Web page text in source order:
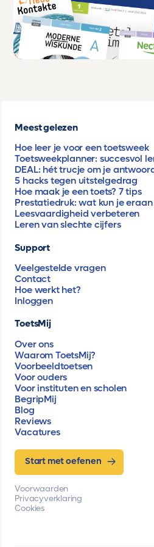
Meest gelezen
Hoe leer je voor een toetsweek
Toetsweekplanner: succesvol
DEAL: hét trucje om je
5 hacks tegen uitstelgedrag
Hoe maak je een toets? 7 tips
Prestatiedruk: wat kun je eraan
Leesvaardigheid verbeteren
Leren van slechte cijfers
Support
Veelgestelde vragen
Contact
Hoe werkt het?
Inloggen
ToetsMij
Over ons
Waarom ToetsMij?
Voorbeeldtoetsen
Voor ouders
Voor instituten en scholen
BegripMij
Blog
Reviews
Vacatures
Start met oefenen
Voorwaarden
Privacyverklaring
Cookies